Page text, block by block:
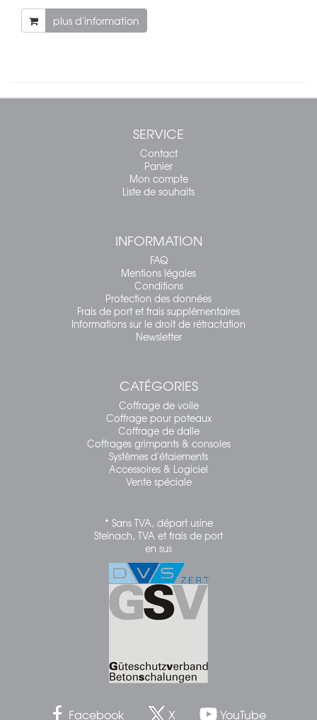
plus d'information
SERVICE
Contact
Panier
Mon compte
Liste de souhaits
INFORMATION
FAQ
Mentions légales
Conditions
Protection des données
Frais de port et frais supplémentaires
Informations sur le droit de rétractation
Newsletter
CATÉGORIES
Coffrage de voile
Coffrage pour poteaux
Coffrage de dalle
Coffrages grimpants & consoles
Systèmes d'étaiements
Accessoires & Logiciel
Vente spéciale
* Sans TVA, départ usine
Steinach, TVA et frais de port
en sus
Facebook X YouTube